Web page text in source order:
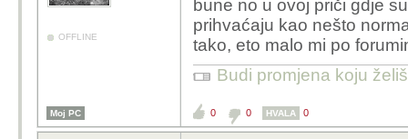
OFFLINE
bune no u ovoj priči gdje
prihvaćaju kao nešto
tako, eto malo mi po
Budi promjena koju
Moj PC 0 0 HVALA 0